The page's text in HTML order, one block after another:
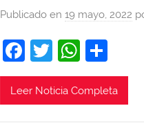
Publicado en19 mayo, 2022
F
a
c
T
w
itt
W
h
at
o
m
Leer Noticia Completa